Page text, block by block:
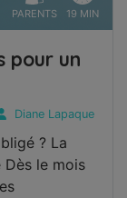
PARENTS 19 MIN
pour un
Diane Lapaque
? La
le mois